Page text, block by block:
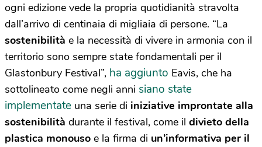
ogni edizione vede la propria quotidianità stravolta
dall’arrivo di centinaia di migliaia di persone. “La
sostenibilità e la necessità di vivere in armonia con il
territorio sono sempre state fondamentali per il
Glastonbury Festival”, ha aggiunto Eavis, che ha
sottolineato come negli anni siano state
implementate una serie di iniziative improntate alla
sostenibilità durante il festival, come il divieto della
plastica monouso e la firma di un’informativa per il